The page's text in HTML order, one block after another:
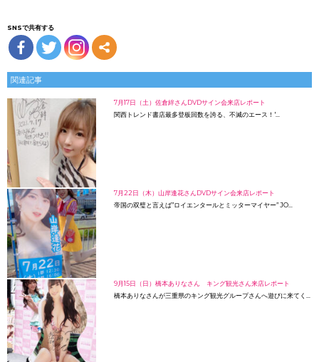
SNSで共有する
関連記事
7月17日（土）佐倉絆さんDVDサイン会来店レポート
関西トレンド書店最多登板回数を誇る、不滅のエース！'…
7月22日（木）山岸逢花さんDVDサイン会来店レポート
帝国の双璧と言えば”ロイエンタールとミッターマイヤー” JO…
9月15日（日）橋本ありなさん キング観光さん来店レポート
橋本ありなさんが三重県のキング観光グループさんへ遊びに来てく…